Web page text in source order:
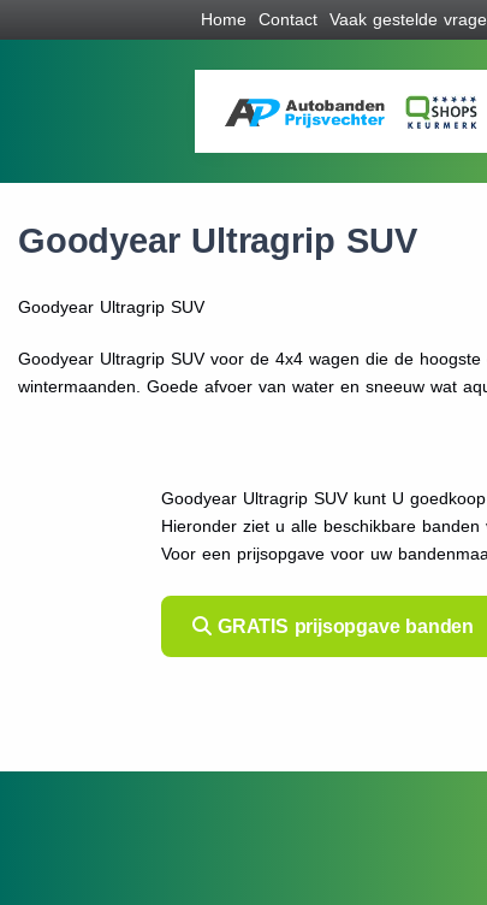
Home Contact Vaak gestelde
Goodyear Ultragrip SUV
Goodyear Ultragrip SUV
Goodyear Ultragrip SUV voor de 4x4 wagen die de
wintermaanden. Goede afvoer van water en sneeuw wat
Goodyear Ultragrip SUV kunt U
Hieronder ziet u alle beschikbare
Voor een prijsopgave voor uw
GRATIS prijsopgave banden